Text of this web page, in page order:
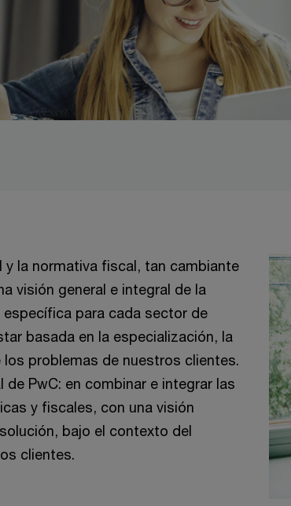
la normativa fiscal, tan cambiante
visión general e integral de la
para cada sector de
basada en la especialización, la
los problemas de nuestros clientes.
PwC: en combinar e integrar las
y fiscales, con una visión
bajo el contexto del
clientes.